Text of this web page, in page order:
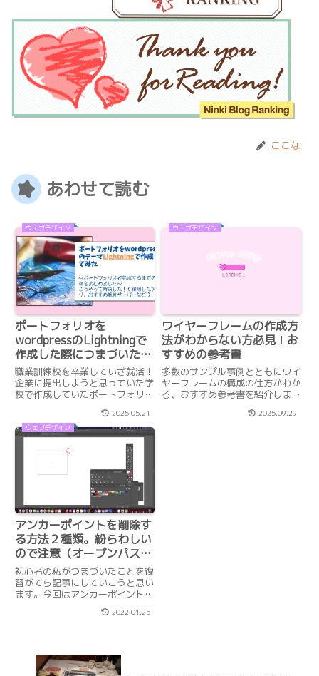
ここな
あわせて読む
ウェブデザイン
ポートフォリオを
wordpressのLightningで
作成した際につまづいたこ
とと解決方法
職業訓練校を卒業していざ就活！
企業に提出しようと思っていた学
校で作成していたポートフォリオ
した。具体的には、まず肝心の最
初のトップページにアクセスしよ
うとしたら、CSSが反映されてい
ないんです。。他のぺージは大...
2025.05.21
ウェブデザイン
ワイヤーフレームの作成方
法がわからない方必見！お
すすめの参考書
多数のサンプル事例とともにワイ
ヤーフレームの構成の仕方がわか
る、おすすめ参考書を紹介しま
から入っていた私にとってワイヤ
2025.09.29
ウェブデザイン
アンカーポイントを削除す
る方法２種類。紛らわしい
ので注意（オープンパスと
クローズパス）
初心者の私がつまづいたことを復
習がてら記事にしていこうと思い
ます。今回はアンカーポイントの
削除について。初心者のためにお
さらいをしておくと、上図のよう
2022.01.25